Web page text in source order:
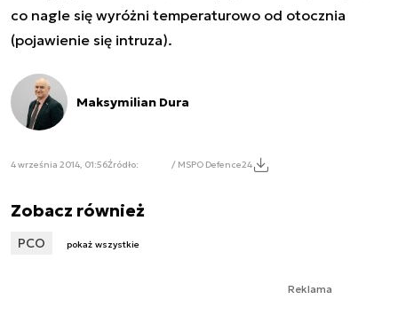
co nagle się wyróżni temperaturowo od otocznia
(pojawienie się intruza).
Maksymilian Dura
4 września 2014, 01:56Źródło: / MSPO Defence24
Zobacz również
PCO pokaż wszystkie
Reklama